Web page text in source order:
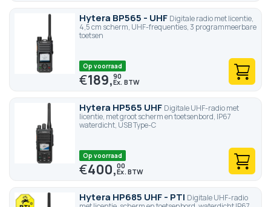
Hytera BP565 - UHF Digitale radio met licentie,
4,5 cm scherm, UHF-frequenties, 3 programmeerbare
toetsen
Op voorraad
€189,90
Hytera HP565 UHF Digitale UHF-radio met
licentie, met groot scherm en toetsenbord, IP67
waterdicht, USB Type-C
Op voorraad
€400,00
Hytera HP685 UHF - PTI Digitale UHF-radio